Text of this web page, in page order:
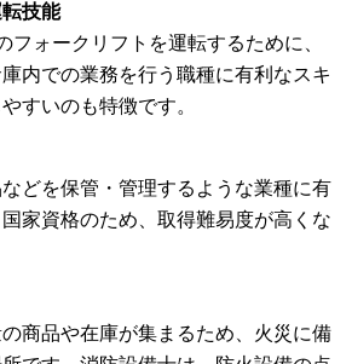
技能
フォークリフトを運転するために、
内での業務を行う職種に有利なスキ
すいのも特徴です。
どを保管・管理するような業種に有
家資格のため、取得難易度が高くな
商品や在庫が集まるため、火災に備